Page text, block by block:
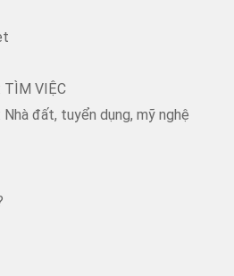
TÌM VIỆC
đất, tuyển dụng, mỹ nghệ